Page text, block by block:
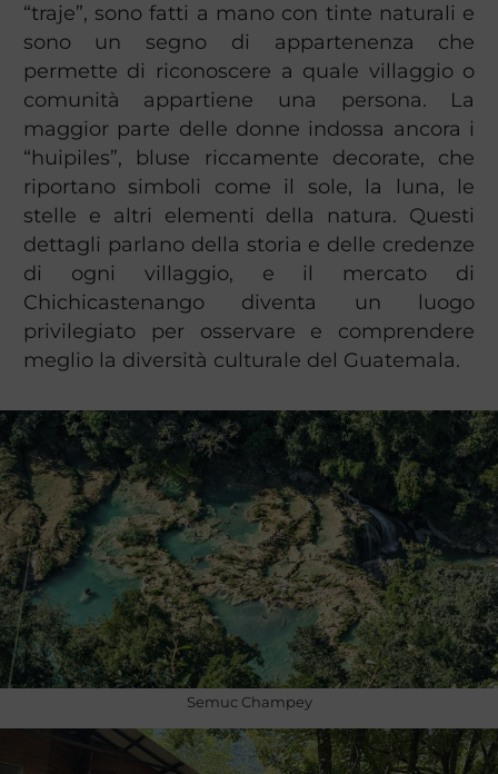
“traje”, sono fatti a mano con tinte naturali e
sono un segno di appartenenza che
permette di riconoscere a quale villaggio o
comunità appartiene una persona. La
maggior parte delle donne indossa ancora i
“huipiles”, bluse riccamente decorate, che
riportano simboli come il sole, la luna, le
stelle e altri elementi della natura. Questi
dettagli parlano della storia e delle credenze
di ogni villaggio, e il mercato di
Chichicastenango diventa un luogo
privilegiato per osservare e comprendere
meglio la diversità culturale del Guatemala.
Semuc Champey